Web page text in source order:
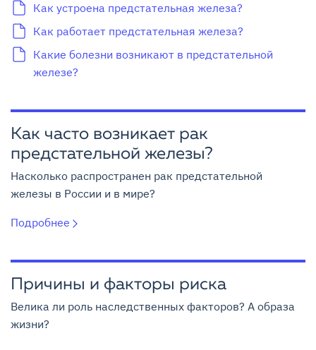
Как устроена предстательная железа?
Как работает предстательная железа?
Какие болезни возникают в предстательной
железе?
Как часто возникает рак
предстательной железы?
Насколько распространен рак предстательной
железы в России и в мире?
Подробнее
Причины и факторы риска
Велика ли роль наследственных факторов? А образа
жизни?